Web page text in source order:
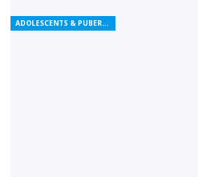
ADOLESCENTS & PUBERTÉ